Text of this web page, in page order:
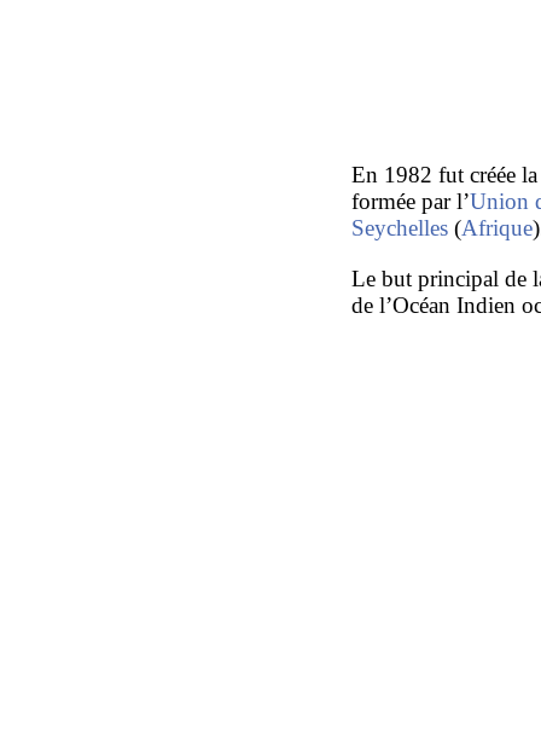
En 1982 fut créée la
formée par l’Union
Seychelles (Afrique
Le but principal de
de l’Océan Indien